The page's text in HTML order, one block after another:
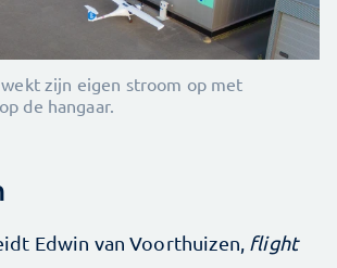
zijn eigen stroom op met
de hangaar.
Edwin van Voorthuizen, flight